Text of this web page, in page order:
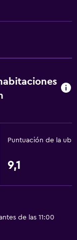
Puntuación de la
9,1
de las 11:00